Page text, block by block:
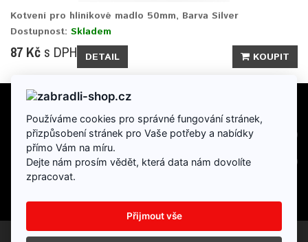
Kotvení pro hliníkové madlo 50mm, Barva Silver
Dostupnost: Skladem
87 Kč s DPH DETAIL KOUPIT
INFORMACE
DOPLŇKY
Používáme cookies pro správné fungování stránek,
přizpůsobení stránek pro Vaše potřeby a nabídky
přímo Vám na míru.
Dejte nám prosím vědět, která data nám dovolíte
zpracovat.
Přijmout vše